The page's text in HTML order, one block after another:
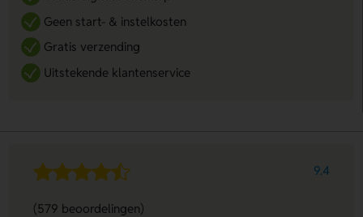
Geen start- & instelkosten
Gratis verzending
Uitstekende klantenservice
9.4
(579 beoordelingen)